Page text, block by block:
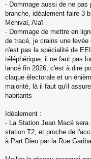
- Dommage aussi de ne
branche, idéalement faire 3
Menival, Alaï
- Dommage de mettre en
de tracé, je crains une
n'est pas la spécialité de
téléphérique, il ne faut pas
lancé fin 2026, c'est à dire
claque électorale et un
majorité, là il faut qu'il
habitants
Idéalement :
- La Station Jean Macé sera
station T2, et proche de
à Part Dieu par la Rue